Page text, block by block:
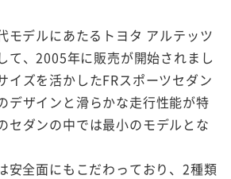
モデルにあたるトヨタ アルテッツ
て、2005年に販売が開始されまし
イズを活かしたFRスポーツセダン
デザインと滑らかな走行性能が特
セダンの中では最小のモデルとな
安全面にもこだわっており、2種類